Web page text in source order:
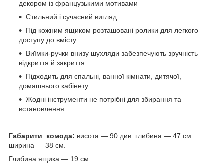
декором із французькими мотивами
Стильний і сучасний вигляд
Під кожним ящиком розташовані ролики для легкого
доступу до вмісту
Виїмки-ручки внизу шухляди забезпечують зручність
відкриття й закриття
Підходить для спальні, ванної кімнати, дитячої,
домашнього кабінету
Жодні інструменти не потрібні для збирання та
встановлення
Габарити комода: висота — 90 див. глибина — 47 см.
ширина — 38 см.
Глибина ящика — 19 см.